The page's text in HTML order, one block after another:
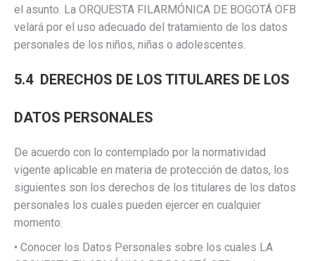
el asunto. La ORQUESTA FILARMÓNICA DE BOGOTÁ OFB
velará por el uso adecuado del tratamiento de los datos
personales de los niños, niñas o adolescentes.
5.4 DERECHOS DE LOS TITULARES DE LOS
DATOS PERSONALES
De acuerdo con lo contemplado por la normatividad
vigente aplicable en materia de protección de datos, los
siguientes son los derechos de los titulares de los datos
personales los cuales pueden ejercer en cualquier
momento:
• Conocer los Datos Personales sobre los cuales LA